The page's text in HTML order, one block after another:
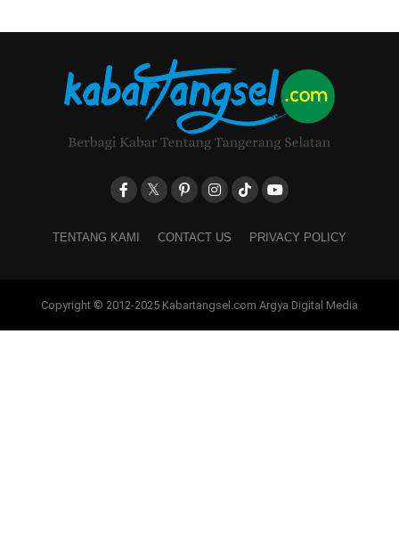
TENTANG KAMI CONTACT US PRIVACY POLICY
Copyright © 2012-2025 Kabartangsel.com Argya Digital Media